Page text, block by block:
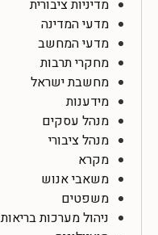
מדיניות ציבורית
מדעי המדינה
מדעי המחשב
מחקרי תרבות
מחשבת ישראל
מידענות
מנהל עסקים
מנהל ציבורי
מקרא
משאבי אנוש
משפטים
ניהול מערכות בריאות